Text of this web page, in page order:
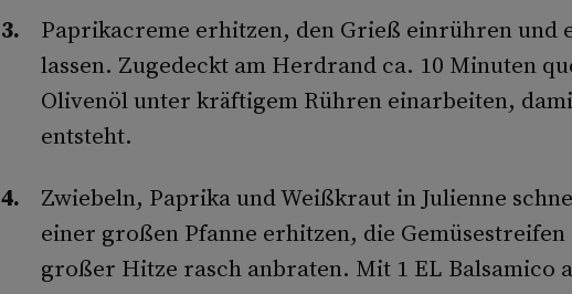
Paprikacreme erhitzen, den Grieß einrühren und
lassen. Zugedeckt am Herdrand ca. 10 Minuten
Olivenöl unter kräftigem Rühren einarbeiten,
entsteht.
Zwiebeln, Paprika und Weißkraut in Julienne
einer großen Pfanne erhitzen, die Gemüsestreifen
großer Hitze rasch anbraten. Mit 1 EL Balsamico